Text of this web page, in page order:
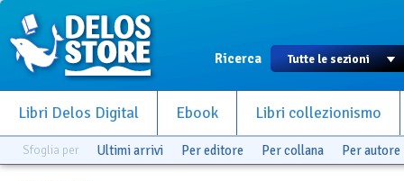
Ricerca
Libri Delos Digital Ebook Libri collezionismo
Sfoglia per Ultimi arrivi Per editore Per collana Per autore